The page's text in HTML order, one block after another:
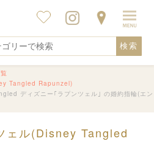
検索
Tangled Rapunzel)
ディズニー｢ラプンツェル｣ の婚約指輪(エン
ェル(Disney Tangled